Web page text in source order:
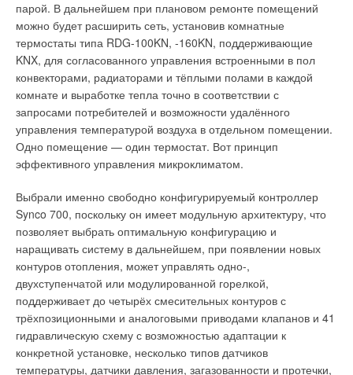
парой. В дальнейшем при плановом ремонте помещений
можно будет расширить сеть, установив комнатные
термостаты типа RDG-100KN, -160KN, поддерживающие
KNX, для согласованного управления встроенными в пол
конвекторами, радиаторами и тёплыми полами в каждой
комнате и выработке тепла точно в соответствии с
запросами потребителей и возможности удалённого
управления температурой воздуха в отдельном помещении.
Одно помещение — один термостат. Вот принцип
эффективного управления микроклиматом.
Выбрали именно свободно конфигурируемый контроллер
Synco 700, поскольку он имеет модульную архитектуру, что
позволяет выбрать оптимальную конфигурацию и
наращивать систему в дальнейшем, при появлении новых
контуров отопления, может управлять одно-,
двухступенчатой или модулированной горелкой,
поддерживает до четырёх смесительных контуров с
трёхпозиционными и аналоговыми приводами клапанов и 41
гидравлическую схему с возможностью адаптации к
конкретной установке, несколько типов датчиков
температуры, датчики давления, загазованности и протечки,
Radio System Visio.
Именно на этой автоматике реализуется возможность
многозонального отопления, где с помощью беспроводных
термостатов регулируются отдельные зоны с разными
температурами.
Устройство подобного многозонального управления
котельной также позволяет проанализировать потребление
тепла и горячей воды в течение текущего и прошлого года,
пиковых источников теплоты, установленных в местной
системе теплоснабжения, которые при нормальной работе
системы в базовом режиме будут находиться в резерве.
Функциональное резервирование предусмотрено в СНиП 41-
02-2003 «Тепловые сети» при совместной работе различных
источников теплоты.
Одним из возможных подходов к повышению надёжности
комбинированных систем теплоснабжения является
отключение местных систем теплоснабжения от
централизованной системы в случае нарушения в ней
гидравлических и температурных режимов и обеспечение
тепловой нагрузки местной системы теплоснабжения с
помощью децентрализованных источников теплоты.
→
Обустройство крышных котельных для второй очереди
офисного парка Comcity, фаза «Браво»
ЖУРНАЛ СОК ДЕКАБРЬ 2021
→
особенности, решения
ЖУРНАЛ СОК ОКТЯБРЬ 2021
→
О вновь об актуальном: что говорили на выставке ISH
2021 эксперты об организации климат-контроля при
пандемии
Уведомления отключены
Комментарии
В этой теме еще нет комментариев
Добавить комментарий